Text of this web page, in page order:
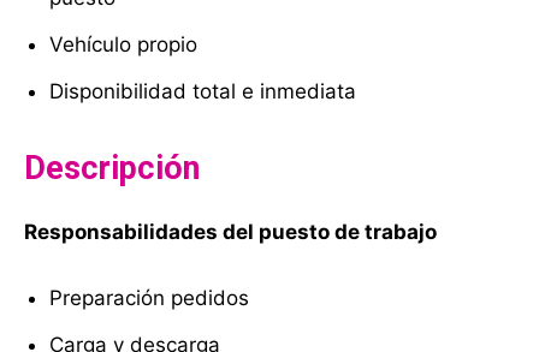
Vehículo propio
Disponibilidad total e inmediata
Descripción
Responsabilidades del puesto de trabajo
Preparación pedidos
Carga y descarga